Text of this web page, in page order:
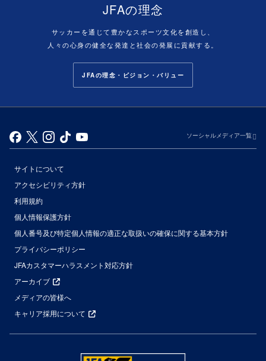
JFAの理念
サッカーを通じて豊かなスポーツ文化を創造し、
人々の心身の健全な発達と社会の発展に貢献する。
JFAの理念・ビジョン・バリュー
ソーシャルメディア一覧
サイトについて
アクセシビリティ方針
利用規約
個人情報保護方針
個人番号及び特定個人情報の適正な取扱いの確保に関する基本方針
プライバシーポリシー
JFAカスタマーハラスメント対応方針
アーカイブ
メディアの皆様へ
キャリア採用について